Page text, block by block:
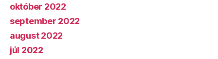
október 2022
september 2022
august 2022
júl 2022